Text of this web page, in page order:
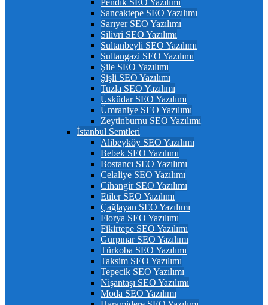
Pendik SEO Yazılımı
Sancaktepe SEO Yazılımı
Sarıyer SEO Yazılımı
Silivri SEO Yazılımı
Sultanbeyli SEO Yazılımı
Sultangazi SEO Yazılımı
Şile SEO Yazılımı
Şişli SEO Yazılımı
Tuzla SEO Yazılımı
Üsküdar SEO Yazılımı
Ümraniye SEO Yazılımı
Zeytinburnu SEO Yazılımı
İstanbul Semtleri
Alibeyköy SEO Yazılımı
Bebek SEO Yazılımı
Bostancı SEO Yazılımı
Celaliye SEO Yazılımı
Cihangir SEO Yazılımı
Etiler SEO Yazılımı
Çağlayan SEO Yazılımı
Florya SEO Yazılımı
Fikirtepe SEO Yazılımı
Gürpınar SEO Yazılımı
Türkoba SEO Yazılımı
Taksim SEO Yazılımı
Tepecik SEO Yazılımı
Nişantaşı SEO Yazılımı
Moda SEO Yazılımı